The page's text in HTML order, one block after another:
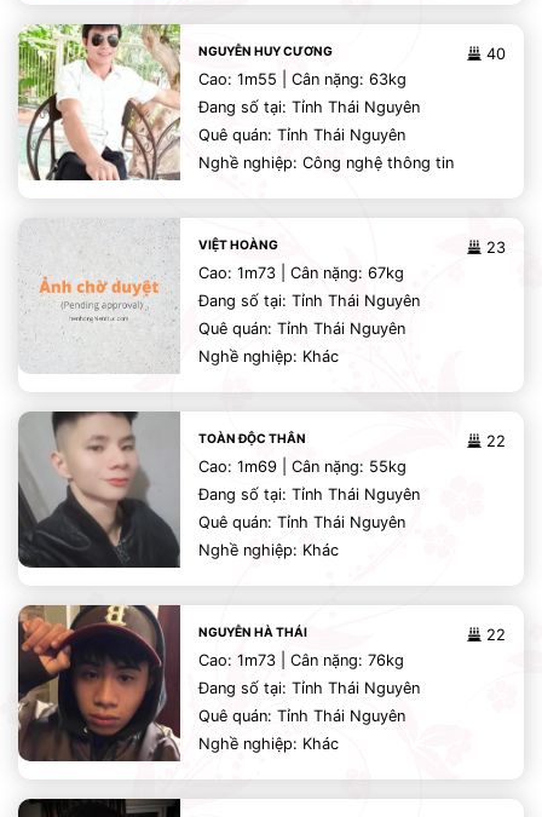
40
NGUYỄN HUY CƯƠNG
Cao: 1m55 | Cân nặng: 63kg
Đang số tại: Tỉnh Thái Nguyên
Quê quán: Tỉnh Thái Nguyên
Nghề nghiệp: Công nghệ thông tin
23
VIỆT HOÀNG
Cao: 1m73 | Cân nặng: 67kg
Đang số tại: Tỉnh Thái Nguyên
Quê quán: Tỉnh Thái Nguyên
Nghề nghiệp: Khác
22
TOÀN ĐỘC THÂN
Cao: 1m69 | Cân nặng: 55kg
Đang số tại: Tỉnh Thái Nguyên
Quê quán: Tỉnh Thái Nguyên
Nghề nghiệp: Khác
22
NGUYỄN HÀ THÁI
Cao: 1m73 | Cân nặng: 76kg
Đang số tại: Tỉnh Thái Nguyên
Quê quán: Tỉnh Thái Nguyên
Nghề nghiệp: Khác